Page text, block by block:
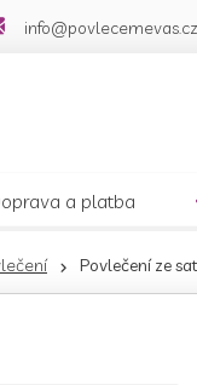
info@povlecemevas.cz
a platba
Povlečení ze